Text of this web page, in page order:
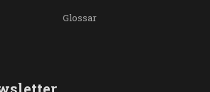
Glossar